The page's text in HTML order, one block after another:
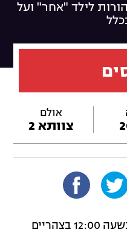
לילד "אחר" ועל
אולם
צוותא 2
אמא נקראת לשיחה דחופה בשעה 12:00 בצהריים